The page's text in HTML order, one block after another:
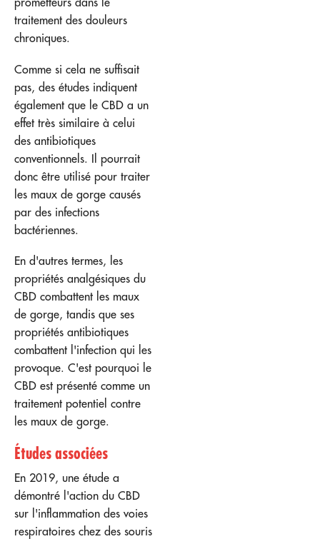
traitement des douleurs
chroniques.
Comme si cela ne suffisait
pas, des études indiquent
également que le CBD a un
effet très similaire à celui
des antibiotiques
conventionnels. Il pourrait
donc être utilisé pour traiter
les maux de gorge causés
par des infections
bactériennes.
En d'autres termes, les
propriétés analgésiques du
CBD combattent les maux
de gorge, tandis que ses
propriétés antibiotiques
combattent l'infection qui les
provoque. C'est pourquoi le
CBD est présenté comme un
traitement potentiel contre
les maux de gorge.
Études associées
En 2019, une étude a
démontré l'action du CBD
sur l'inflammation des voies
respiratoires chez des souris